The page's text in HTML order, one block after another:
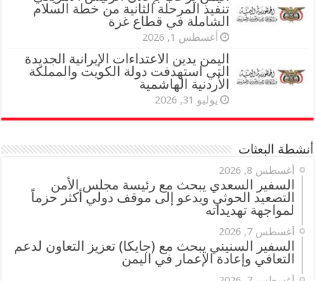
تنفيذ المرحلة الثانية من خطة السلام
الشاملة في قطاع غزة
أغسطس 1, 2026
اليمن يدين الاعتداءات الإيرانية الجديدة
التي استهدفت دولة الكويت والمملكة
الأردنية الهاشمية
يوليو 31, 2026
أنشطة البعثات
أغسطس 8, 2026
السفير السعدي يبحث مع رئيسة مجلس الأمن
التصعيد الحوثي ويدعو إلى موقف دولي أكثر حزماً
لمواجهة تهديداته
أغسطس 7, 2026
السفير السنيني يبحث مع (جايكا) تعزيز التعاون لدعم
التعافي وإعادة الإعمار في اليمن